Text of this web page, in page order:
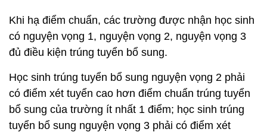
Khi hạ điểm chuẩn, các trường được nhận học sinh
có nguyện vọng 1, nguyện vọng 2, nguyện vọng 3
đủ điều kiện trúng tuyển bổ sung.
Học sinh trúng tuyển bổ sung nguyện vọng 2 phải
có điểm xét tuyển cao hơn điểm chuẩn trúng tuyển
bổ sung của trường ít nhất 1 điểm; học sinh trúng
tuyển bổ sung nguyện vọng 3 phải có điểm xét